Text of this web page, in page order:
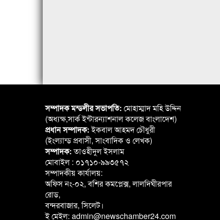
সম্পাদক মন্ডলীর সভাপতি: মোহাম্মাদ মহি উদ্দিন
(অধ্যক্ষ,সার্ক ইন্টারন্যাশনাল কলেজ বাংলাদেশ)
প্রধান সম্পাদক:ইকবাল আহমদ চৌধুরী
(ইংল্যান্ড প্রবাসী, সাংবাদিক ও লেখক)
সম্পাদক:তাওহীদুল ইসলাম
মোবাইল : ০১৭১০-৯৯৩৫৭২
সম্পাদকীয় কার্যালয়:
অফিস নং-০২, বশির কমপ্লেক্স, লালদিঘীরপার
রোড,
বন্দরবাজার, সিলেট।
ই মেইল: admin@newschamber24.com